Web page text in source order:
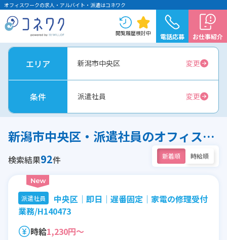
オフィスワークの求人・アルバイト・派遣はコネワク
閲覧履歴検討中 電話応募 お仕事紹介
エリア 新潟市中央区 変更
条件 派遣社員 変更
新潟市中央区・派遣社員のオフィスワーク求人
検索結果92件 新着順 時給順
派遣社員
中央区│即日│遅番固定│家電の修理受付
業務/H140473
時給1,230円～